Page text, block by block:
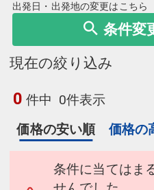
出発日・出発地の変更はこちら
条件変
現在の絞り込み
0 件中 0件表示
価格の安い順
価格の
条件に当てはま